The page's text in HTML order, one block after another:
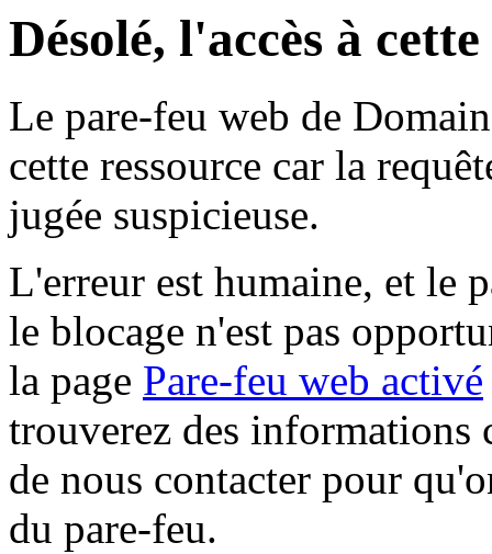
Désolé, l'accès à
Le pare-feu web de
cette ressource car la
jugée suspicieuse.
L'erreur est humaine, et le
le blocage n'est pas
la page Pare-feu web activé
trouverez des informations
de nous contacter pour
du pare-feu.